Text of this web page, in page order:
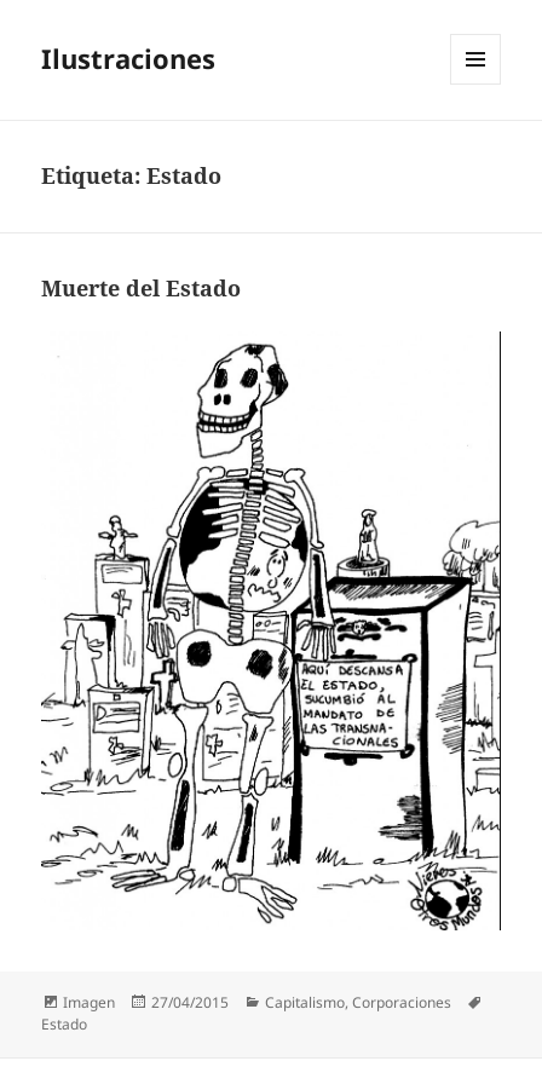
Ilustraciones
Etiqueta:Estado
Muerte del Estado
Formato
Imagen
Publicado
27/04/2015 Categorías
Capitalismo,Corporaciones
Estado